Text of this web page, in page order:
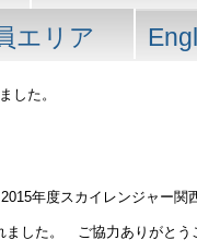
エリア
した。
年度スカイレンジャー関
ました。 ご協力ありがとう